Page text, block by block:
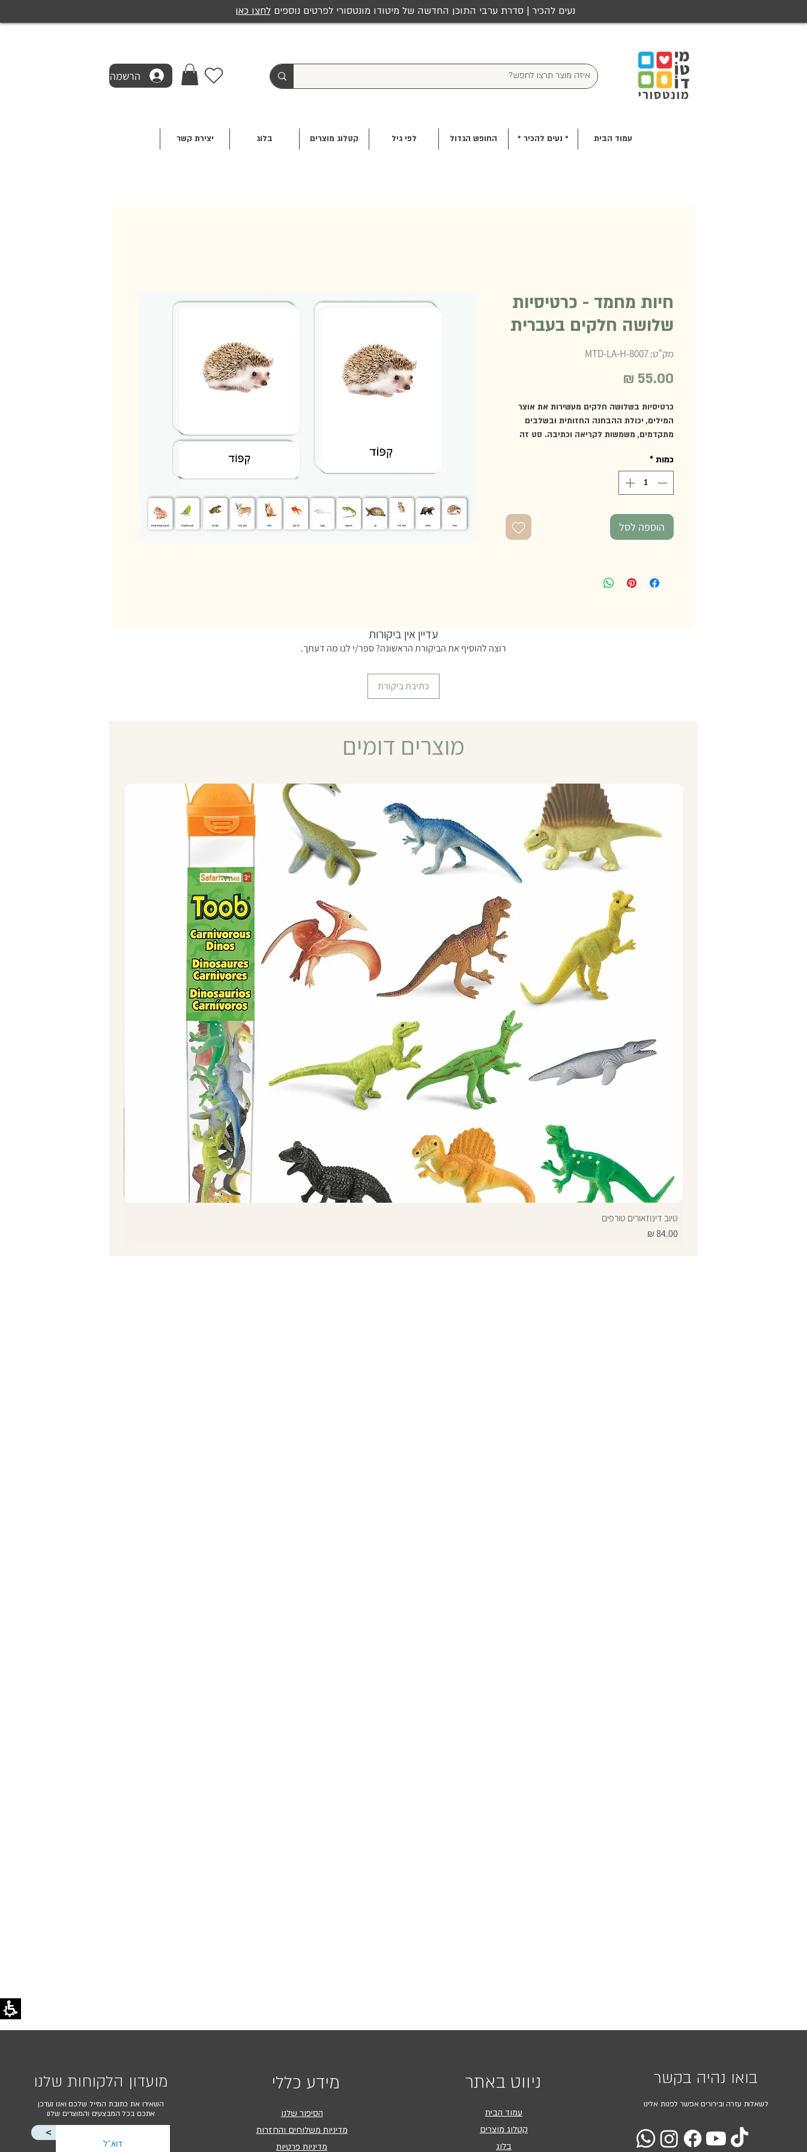
נעים להכיר | סדרת ערבי התוכן החדשה של מיטודו מונטסורי לפרטים נוספיםלחצו כאן
הרשמה
עמוד הבית * נעים להכיר * החופש הגדול לפי גיל קטלוג מוצרים בלוג יצירת קשר
חיות מחמד - כרטיסיות
שלושה חלקים בעברית
מק"ט: MTD-LA-H-8007
כרטיסיות בשלושה חלקים מעשירות את אוצר
המילים, יכולת ההבחנה החזותית וּבשלבים
מתקדמים, משמשות לקריאה וכתיבה. סט זה
מחמד: קיפוד, חמוס, אוגר סורי, צב, איגואנה,
עכבר, דג זהב, חתול, כלב קרגי, צפרדע, תוכון
אוסטרלי וארנבון שמוט אוזניים.
מומלץ מגיל 2 ומעלה
כמות *
הוספה לסל
עדיין אין ביקורות
רוצה להוסיף את הביקורת הראשונה? ספר/י לנו מה דעתך.
כתיבת ביקורת
מוצרים דומים
טיוב דינוזאורים טורפים
מחיר
מועדון הלקוחות שלנו
השאירו את כתובת המייל שלכם ואנו נעדכן
אתכם בכל המבצעים והמוצרים שלנו
<
מידע כללי
הסיפור שלנו
מדיניות משלוחים והחזרות
מדיניות פרטיות
ניווט באתר
עמוד הבית
קטלוג מוצרים
בלוג
בואו נהיה בקשר
לשאלות עזרה ובירורים אפשר לפנות אלינו